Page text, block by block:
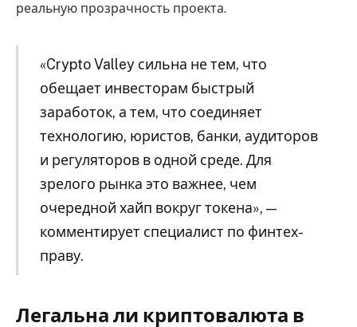
реальную прозрачность проекта.
«Crypto Valley сильна не тем, что
обещает инвесторам быстрый
заработок, а тем, что соединяет
технологию, юристов, банки, аудиторов
и регуляторов в одной среде. Для
зрелого рынка это важнее, чем
очередной хайп вокруг токена», —
комментирует специалист по финтех-
праву.
Легальна ли криптовалюта в